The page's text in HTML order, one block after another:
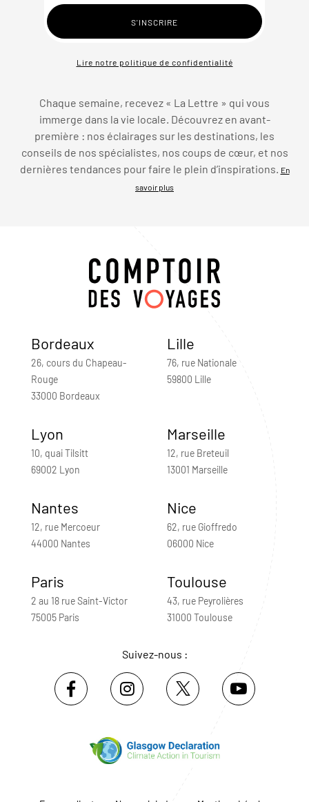
Lire notre politique de confidentialité
Chaque semaine, recevez « La Lettre » qui vous
immerge dans la vie locale. Découvrez en avant-
première : nos éclairages sur les destinations, les
conseils de nos spécialistes, nos coups de cœur, et nos
dernières tendances pour faire le plein d’inspirations. En
savoir plus
Bordeaux
26, cours du Chapeau-
Rouge
33000 Bordeaux
Lille
76, rue Nationale
59800 Lille
Lyon
10, quai Tilsitt
69002 Lyon
Marseille
12, rue Breteuil
13001 Marseille
Nantes
12, rue Mercoeur
44000 Nantes
Nice
62, rue Gioffredo
06000 Nice
Paris
2 au 18 rue Saint-Victor
75005 Paris
Toulouse
43, rue Peyrolières
31000 Toulouse
Suivez-nous :